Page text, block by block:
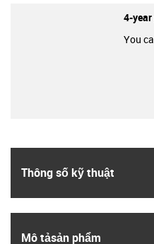
Thông số kỹ thuật
Mô tả­sản phẩm
4-
You